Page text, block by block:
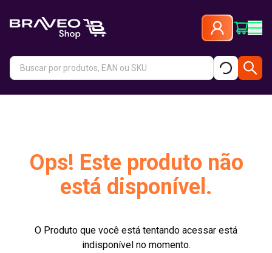
Ops! Este produto não
está disponível.
O Produto que você está tentando acessar está
indisponível no momento.